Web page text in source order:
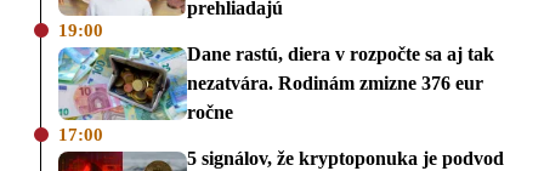
prehliadajú
19:00
Dane rastú, diera v rozpočte sa aj tak
nezatvára. Rodinám zmizne 376 eur
ročne
17:00
5 signálov, že kryptoponuka je podvod